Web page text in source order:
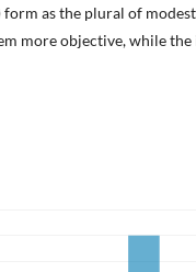
form as the plural of
more objective, while the